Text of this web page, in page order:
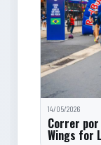
14/05/2026
Correr por
Wings for